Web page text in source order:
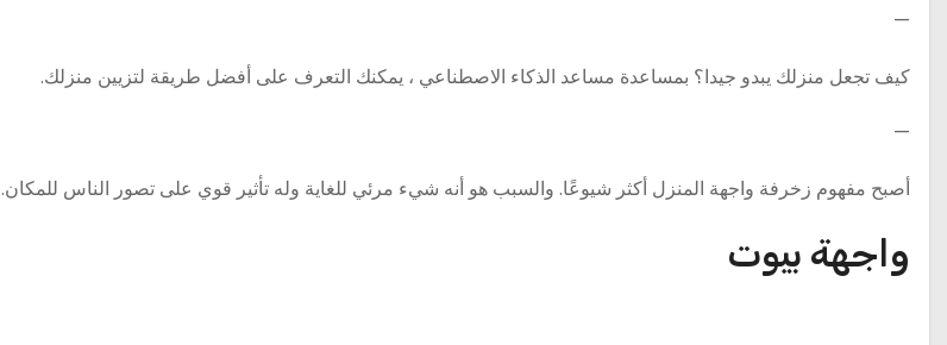
—
كيف تجعل منزلك يبدو جيدا؟ بمساعدة مساعد الذكاء الاصطناعي ، يمكنك التعرف على أفضل طريقة لتزيين منزلك.
—
أصبح مفهوم زخرفة واجهة المنزل أكثر شيوعًا. والسبب هو أنه شيء مرئي للغاية وله تأثير قوي على تصور الناس للمكان.
واجهة بيوت